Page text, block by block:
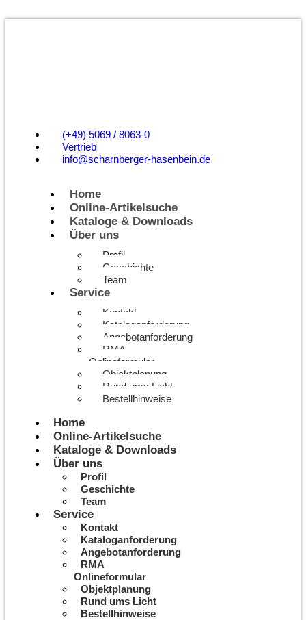
(+49) 5069 / 8063-0
Vertrieb
info@scharnberger-hasenbein.de
Home
Online-Artikelsuche
Kataloge & Downloads
Über uns
Profil
Geschichte
Team
Service
Kontakt
Kataloganforderung
Angebotanforderung
RMA
Onlineformular
Objektplanung
Rund ums Licht
Bestellhinweise
Home
Online-Artikelsuche
Kataloge & Downloads
Über uns
Profil
Geschichte
Team
Service
Kontakt
Kataloganforderung
Angebotanforderung
RMA
Onlineformular
Objektplanung
Rund ums Licht
Bestellhinweise